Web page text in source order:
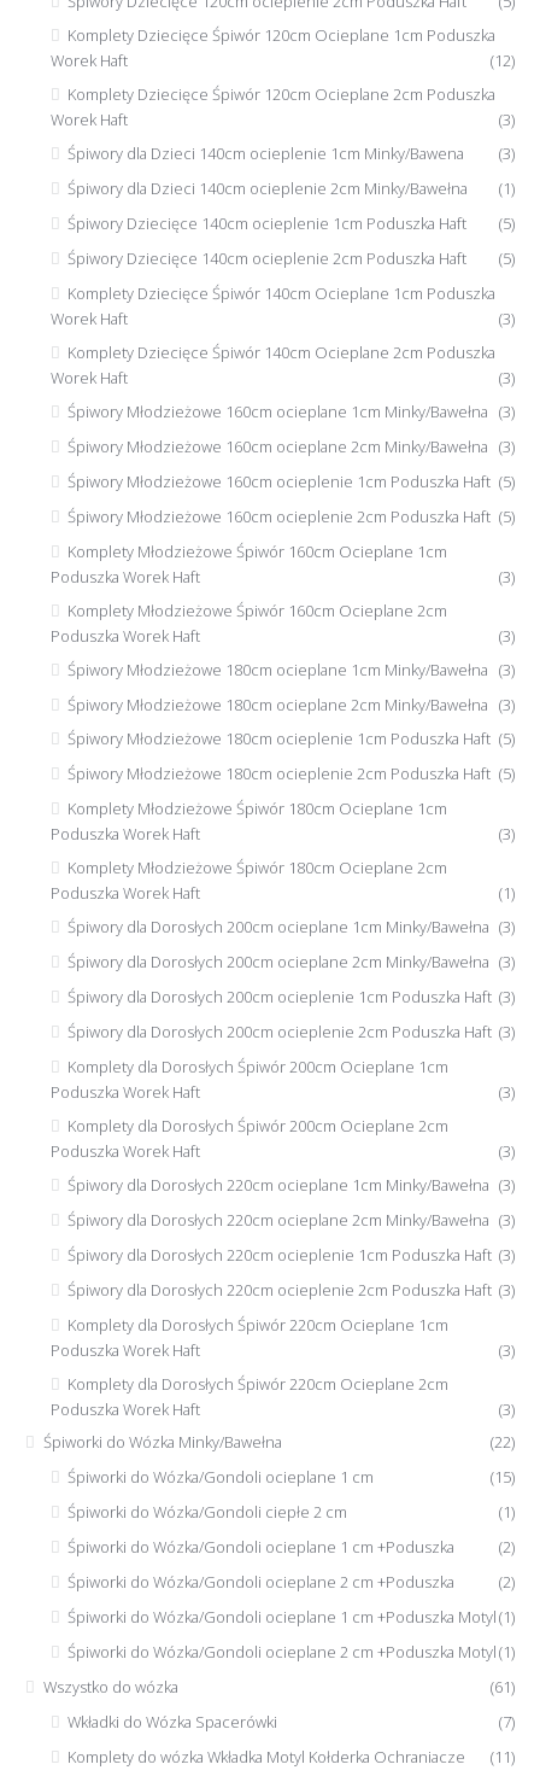
Komplety Dziecięce Śpiwór 120cm Ocieplane 1cm Poduszka
Worek Haft
(12)
Komplety Dziecięce Śpiwór 120cm Ocieplane 2cm Poduszka
Worek Haft
(3)
Śpiwory dla Dzieci 140cm ocieplenie 1cm Minky/Bawena
(3)
Śpiwory dla Dzieci 140cm ocieplenie 2cm Minky/Bawełna
(1)
Śpiwory Dziecięce 140cm ocieplenie 1cm Poduszka Haft
(5)
Śpiwory Dziecięce 140cm ocieplenie 2cm Poduszka Haft
(5)
Komplety Dziecięce Śpiwór 140cm Ocieplane 1cm Poduszka
Worek Haft
(3)
Komplety Dziecięce Śpiwór 140cm Ocieplane 2cm Poduszka
Worek Haft
(3)
Śpiwory Młodzieżowe 160cm ocieplane 1cm Minky/Bawełna (3)
Śpiwory Młodzieżowe 160cm ocieplane 2cm Minky/Bawełna (3)
Śpiwory Młodzieżowe 160cm ocieplenie 1cm Poduszka Haft (5)
Śpiwory Młodzieżowe 160cm ocieplenie 2cm Poduszka Haft (5)
Komplety Młodzieżowe Śpiwór 160cm Ocieplane 1cm
Poduszka Worek Haft
(3)
Komplety Młodzieżowe Śpiwór 160cm Ocieplane 2cm
Poduszka Worek Haft
(3)
Śpiwory Młodzieżowe 180cm ocieplane 1cm Minky/Bawełna (3)
Śpiwory Młodzieżowe 180cm ocieplane 2cm Minky/Bawełna (3)
Śpiwory Młodzieżowe 180cm ocieplenie 1cm Poduszka Haft (5)
Śpiwory Młodzieżowe 180cm ocieplenie 2cm Poduszka Haft (5)
Komplety Młodzieżowe Śpiwór 180cm Ocieplane 1cm
Poduszka Worek Haft
(3)
Komplety Młodzieżowe Śpiwór 180cm Ocieplane 2cm
Poduszka Worek Haft
(1)
Śpiwory dla Dorosłych 200cm ocieplane 1cm Minky/Bawełna (3)
Śpiwory dla Dorosłych 200cm ocieplane 2cm Minky/Bawełna (3)
Śpiwory dla Dorosłych 200cm ocieplenie 1cm Poduszka Haft (3)
Śpiwory dla Dorosłych 200cm ocieplenie 2cm Poduszka Haft (3)
Komplety dla Dorosłych Śpiwór 200cm Ocieplane 1cm
Poduszka Worek Haft
(3)
Komplety dla Dorosłych Śpiwór 200cm Ocieplane 2cm
Poduszka Worek Haft
(3)
Śpiwory dla Dorosłych 220cm ocieplane 1cm Minky/Bawełna (3)
Śpiwory dla Dorosłych 220cm ocieplane 2cm Minky/Bawełna (3)
Śpiwory dla Dorosłych 220cm ocieplenie 1cm Poduszka Haft (3)
Śpiwory dla Dorosłych 220cm ocieplenie 2cm Poduszka Haft (3)
Komplety dla Dorosłych Śpiwór 220cm Ocieplane 1cm
Poduszka Worek Haft
(3)
Komplety dla Dorosłych Śpiwór 220cm Ocieplane 2cm
Poduszka Worek Haft
(3)
Śpiworki do Wózka Minky/Bawełna
(22)
Śpiworki do Wózka/Gondoli ocieplane 1 cm
(15)
Śpiworki do Wózka/Gondoli ciepłe 2 cm
(1)
Śpiworki do Wózka/Gondoli ocieplane 1 cm +Poduszka
(2)
Śpiworki do Wózka/Gondoli ocieplane 2 cm +Poduszka
(2)
Śpiworki do Wózka/Gondoli ocieplane 1 cm +Poduszka Motyl(1)
Śpiworki do Wózka/Gondoli ocieplane 2 cm +Poduszka Motyl(1)
Wszystko do wózka
(61)
Wkładki do Wózka Spacerówki
(7)
Komplety do wózka Wkładka Motyl Kołderka Ochraniacze
(11)